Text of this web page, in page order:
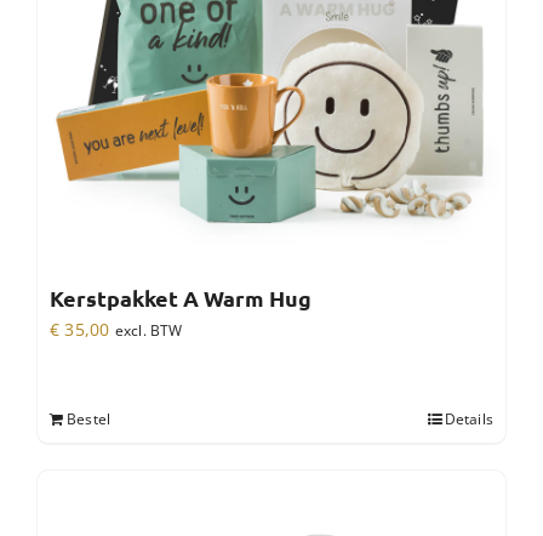
Kerstpakket A Warm Hug
€ 35,00 excl. BTW
Bestel Details